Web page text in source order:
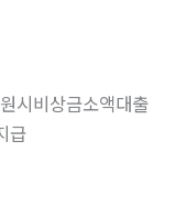
시비상금소액대출
급